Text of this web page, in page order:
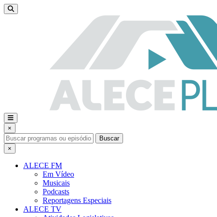
×
Buscar
×
ALECE FM
Em Vídeo
Musicais
Podcasts
Reportagens Especiais
ALECE TV